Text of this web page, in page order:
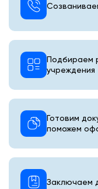
Подбираем
учреждения
Готовим
поможем
Заключаем